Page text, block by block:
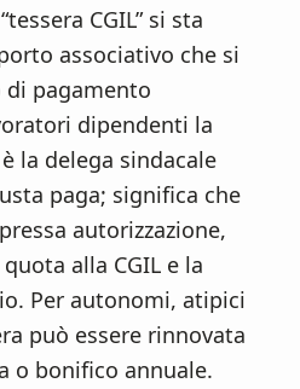
CGIL” si sta
associativo che si
pagamento
dipendenti la
la delega sindacale
paga; significa che
autorizzazione,
alla CGIL e la
Per autonomi, atipici
può essere rinnovata
o bonifico annuale.